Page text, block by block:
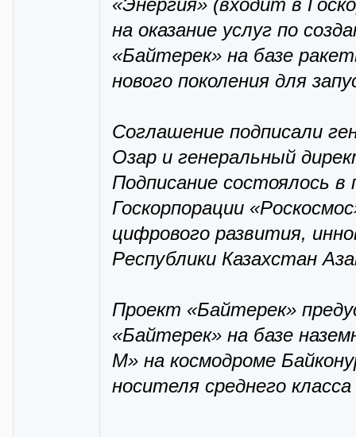
«Энергия» (входит в
на оказание услуг по
«Байтерек» на базе
нового поколения для
Соглашение подписали
Озар и генеральный
Подписание состоялось
Госкорпорации
цифрового развития,
Республики Казахстан
Проект «Байтерек»
«Байтерек» на базе
М» на космодроме
носителя среднего